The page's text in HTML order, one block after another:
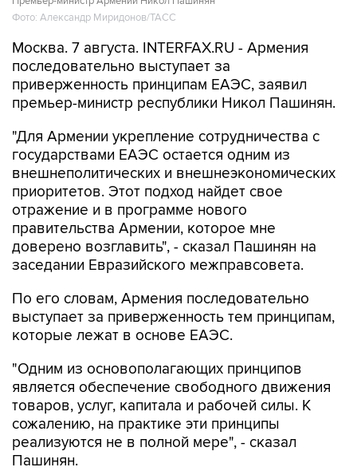
Фото: Александр Миридонов/ТАСС
Москва. 7 августа. INTERFAX.RU - Армения
последовательно выступает за
приверженность принципам ЕАЭС, заявил
премьер-министр республики Никол Пашинян.
"Для Армении укрепление сотрудничества с
государствами ЕАЭС остается одним из
внешнеполитических и внешнеэкономических
приоритетов. Этот подход найдет свое
отражение и в программе нового
правительства Армении, которое мне
доверено возглавить", - сказал Пашинян на
заседании Евразийского межправсовета.
По его словам, Армения последовательно
выступает за приверженность тем принципам,
которые лежат в основе ЕАЭС.
"Одним из основополагающих принципов
является обеспечение свободного движения
товаров, услуг, капитала и рабочей силы. К
сожалению, на практике эти принципы
реализуются не в полной мере", - сказал
Пашинян.